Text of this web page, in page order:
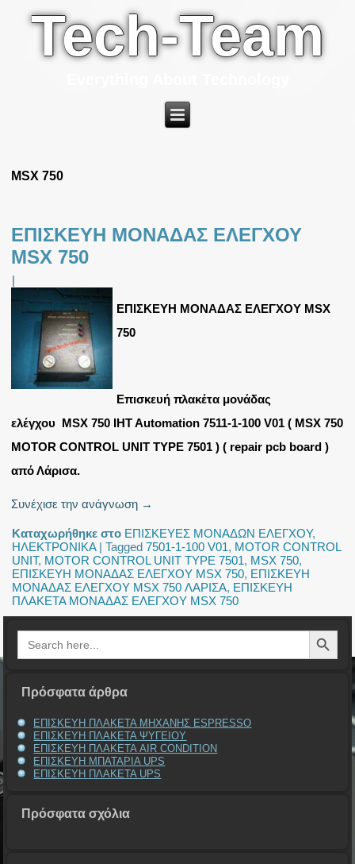
Tech-Team
MSX 750
ΕΠΙΣΚΕΥΗ ΜΟΝΑΔΑΣ ΕΛΕΓΧΟΥ
MSX 750
|
ΕΠΙΣΚΕΥΗ ΜΟΝΑΔΑΣ ΕΛΕΓΧΟΥ MSX
750
Επισκευή πλακέτα μονάδας
ελέγχου MSX 750 IHT Automation 7511-1-100 V01 ( MSX 750
MOTOR CONTROL UNIT TYPE 7501 ) ( repair pcb board )
από Λάρισα.
Συνέχισε την ανάγνωση →
Καταχωρήθηκε στο ΕΠΙΣΚΕΥΕΣ ΜΟΝΑΔΩΝ ΕΛΕΓΧΟΥ,
ΗΛΕΚΤΡΟΝΙΚΑ|Tagged 7501-1-100 V01, MOTOR CONTROL
UNIT, MOTOR CONTROL UNIT TYPE 7501, MSX 750,
ΕΠΙΣΚΕΥΗ ΜΟΝΑΔΑΣ ΕΛΕΓΧΟΥ MSX 750, ΕΠΙΣΚΕΥΗ
ΜΟΝΑΔΑΣ ΕΛΕΓΧΟΥ MSX 750 ΛΑΡΙΣΑ, ΕΠΙΣΚΕΥΗ
ΠΛΑΚΕΤΑ ΜΟΝΑΔΑΣ ΕΛΕΓΧΟΥ MSX 750
Search
for:
Search Button
Πρόσφατα άρθρα
ΕΠΙΣΚΕΥΗ ΠΛΑΚΕΤΑ ΜΗΧΑΝΗΣ ESPRESSO
ΕΠΙΣΚΕΥΗ ΠΛΑΚΕΤΑ ΨΥΓΕΙΟΥ
ΕΠΙΣΚΕΥΗ ΠΛΑΚΕΤΑ AIR CONDITION
ΕΠΙΣΚΕΥΗ ΜΠΑΤΑΡΙΑ UPS
ΕΠΙΣΚΕΥΗ ΠΛΑΚΕΤΑ UPS
Πρόσφατα σχόλια